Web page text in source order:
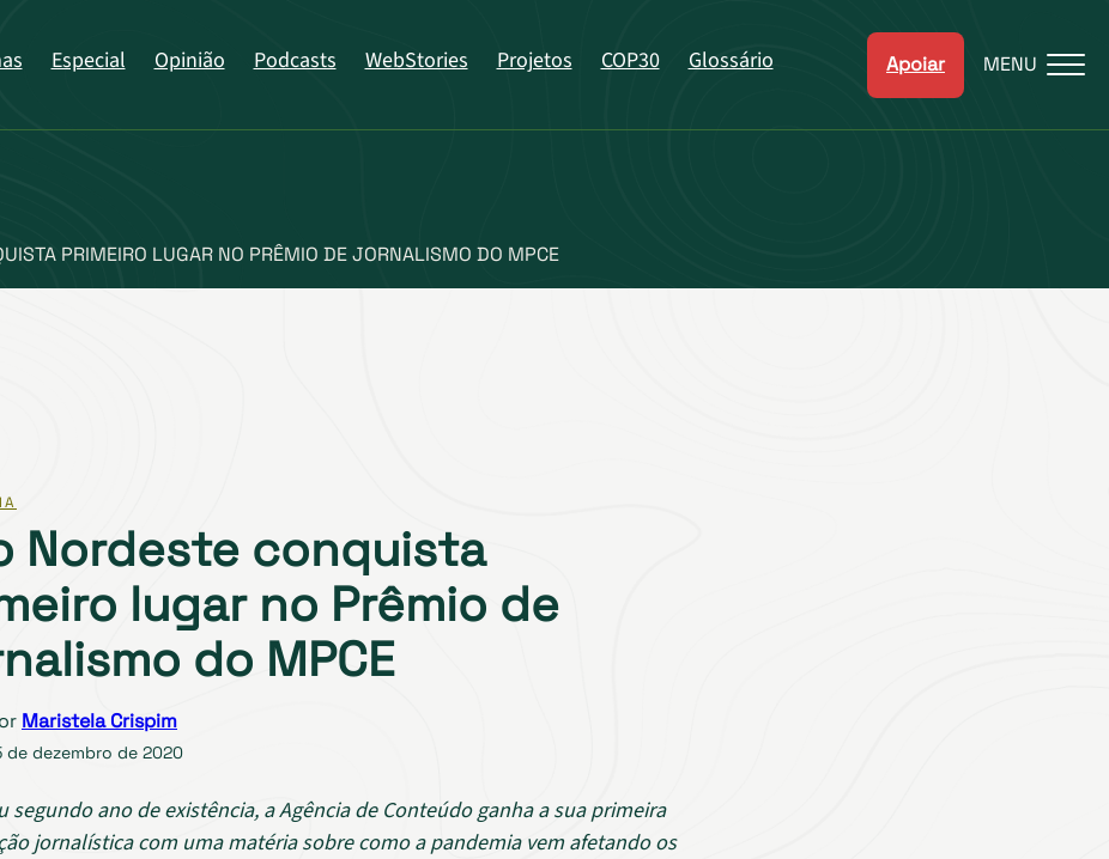
Especial Opinião Podcasts WebStories Projetos COP30 Glossário Apoiar MENU
PRIMEIRO LUGAR NO PRÊMIO DE JORNALISMO DO MPCE
Nordeste conquista
lugar no Prêmio de
do MPCE
Maristela Crispim
de dezembro de 2020
segundo ano de existência, a Agência de Conteúdo ganha a sua primeira
jornalística com uma matéria sobre como a pandemia vem afetando os